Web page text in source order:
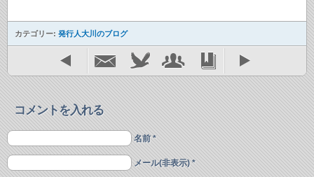
カテゴリー: 発行人大川のブログ
コメントを入れる
名前 *
メール(非表示) *